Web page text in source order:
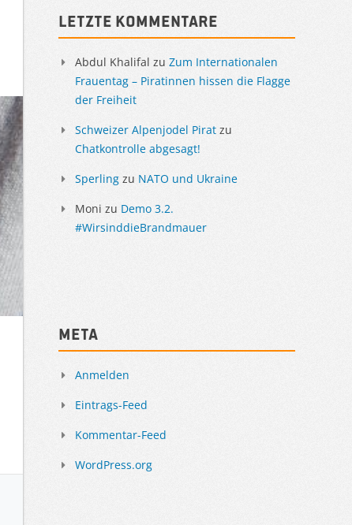
Letzte Kommentare
Abdul Khalifal zu Zum Internationalen
Frauentag – Piratinnen hissen die Flagge
der Freiheit
Schweizer Alpenjodel Pirat zu
Chatkontrolle abgesagt!
Sperling zu NATO und Ukraine
Moni zu Demo 3.2.
#WirsinddieBrandmauer
Meta
Anmelden
Eintrags-Feed
Kommentar-Feed
WordPress.org